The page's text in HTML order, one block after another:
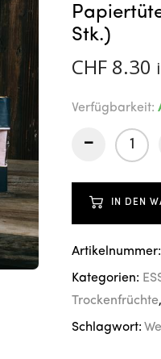
Stk.)
CHF 8.30
Verfügbarkeit:
-
IN DEN
Artikelnummer:
Kategorien:
Trockenfrüchte,
Schlagwort: